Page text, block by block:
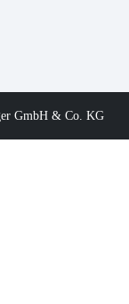
GmbH & Co. KG